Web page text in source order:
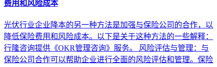
费用和风险成本
光伏行业企业降本的另一种方法是加强与保险公司的合作，以
降低保险费用和风险成本。以下是关于这种方法的一些解释：
行隆咨询提供《OKR管理咨询》服务。 风险评估与管理：与
保险公司合作可以帮助企业进行全面的风险评估和管理。保险